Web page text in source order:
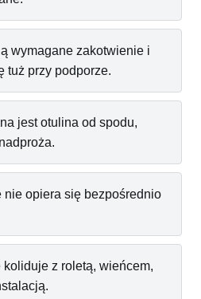
wymagane zakotwienie i
tuż przy podporze.
jest otulina od spodu,
nie opiera się bezpośrednio
z roletą, wieńcem,